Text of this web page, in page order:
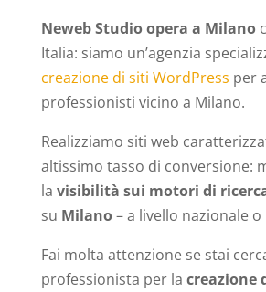
Neweb Studio opera a Milano
Italia: siamo un’agenzia
creazione di siti WordPress per
professionisti vicino a Milano.
Realizziamo siti web
altissimo tasso di conversione:
la visibilità sui motori di
su Milano– a livello nazionale
Fai molta attenzione se stai
professionista per la creazione